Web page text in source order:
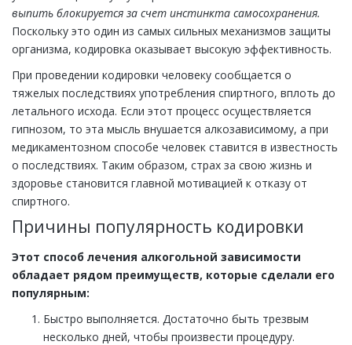
выпить блокируется за счет инстинкта самосохранения.
Поскольку это один из самых сильных механизмов защиты
организма, кодировка оказывает высокую эффективность.
При проведении кодировки человеку сообщается о
тяжелых последствиях употребления спиртного, вплоть до
летального исхода. Если этот процесс осуществляется
гипнозом, то эта мысль внушается алкозависимому, а при
медикаментозном способе человек ставится в известность
о последствиях. Таким образом, страх за свою жизнь и
здоровье становится главной мотивацией к отказу от
спиртного.
Причины популярность кодировки
Этот способ лечения алкогольной зависимости
обладает рядом преимуществ, которые сделали его
популярным:
Быстро выполняется. Достаточно быть трезвым
несколько дней, чтобы произвести процедуру.